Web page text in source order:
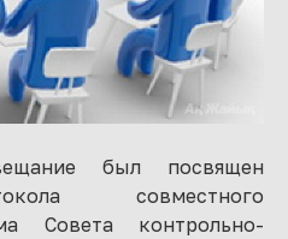
был посвящен
совместного
Совета контрольно-